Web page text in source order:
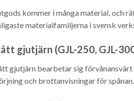
kommer i många material, och
materialfamiljerna i svensk
gjutjärn (GJL-250, GJL-
gjutjärn bearbetar sig
och brottanvisningar för